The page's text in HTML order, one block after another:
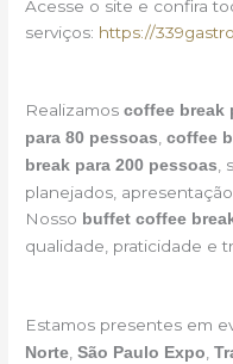
Acesse o site e confira
serviços: https://
Realizamoscoffee break
para 80 pessoas,coffee
break para 200 pessoas,
planejados,
Nosso buffet coffee
qualidade, praticidade e
Estamos presentes em
Norte ,São Paulo Expo ,